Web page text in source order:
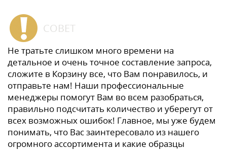
СОВЕТ
Не тратьте слишком много времени на
детальное и очень точное составление запроса,
сложите в Корзину все, что Вам понравилось, и
отправьте нам! Наши профессиональные
менеджеры помогут Вам во всем разобраться,
правильно подсчитать количество и уберегут от
всех возможных ошибок! Главное, мы уже будем
понимать, что Вас заинтересовало из нашего
огромного ассортимента и какие образцы